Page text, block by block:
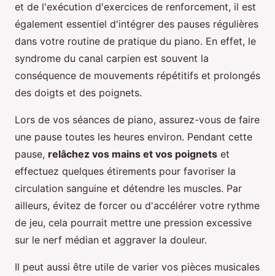
et de l'exécution d'exercices de renforcement, il est
également essentiel d'intégrer des pauses régulières
dans votre routine de pratique du piano. En effet, le
syndrome du canal carpien est souvent la
conséquence de mouvements répétitifs et prolongés
des doigts et des poignets.
Lors de vos séances de piano, assurez-vous de faire
une pause toutes les heures environ. Pendant cette
pause, relâchez vos mains et vos poignets et
effectuez quelques étirements pour favoriser la
circulation sanguine et détendre les muscles. Par
ailleurs, évitez de forcer ou d'accélérer votre rythme
de jeu, cela pourrait mettre une pression excessive
sur le nerf médian et aggraver la douleur.
Il peut aussi être utile de varier vos pièces musicales